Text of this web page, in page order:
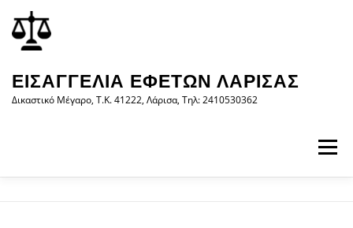
περιεχόμενο
στο
περιεχόμενο
ΕΙΣΑΓΓΕΛΊΑ ΕΦΕΤΏΝ ΛΆΡΙΣΑΣ
Δικαστικό Μέγαρο, Τ.Κ. 41222, Λάρισα, Τηλ: 2410530362
Μενού